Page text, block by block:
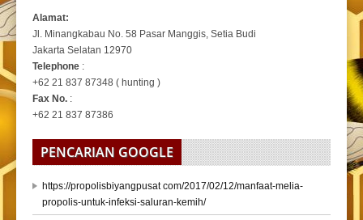
Alamat:
Jl. Minangkabau No. 58 Pasar Manggis, Setia Budi
Jakarta Selatan 12970
Telephone :
+62 21 837 87348 ( hunting )
Fax No. :
+62 21 837 87386
PENCARIAN GOOGLE
https://propolisbiyangpusat com/2017/02/12/manfaat-melia-
propolis-untuk-infeksi-saluran-kemih/